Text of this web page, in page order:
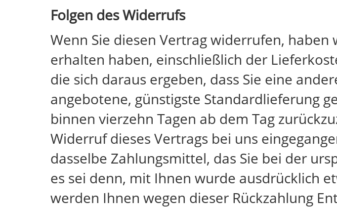
Folgen des Widerrufs
Wenn Sie diesen Vertrag widerrufen,
erhalten haben, einschließlich der
die sich daraus ergeben, dass Sie eine
angebotene, günstigste Standardlieferung
binnen vierzehn Tagen ab dem Tag
Widerruf dieses Vertrags bei uns
dasselbe Zahlungsmittel, das Sie bei der
es sei denn, mit Ihnen wurde ausdrücklich
werden Ihnen wegen dieser Rückzahlung